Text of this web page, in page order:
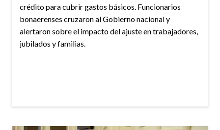
crédito para cubrir gastos básicos. Funcionarios
bonaerenses cruzaron al Gobierno nacional y
alertaron sobre el impacto del ajuste en trabajadores,
jubilados y familias.